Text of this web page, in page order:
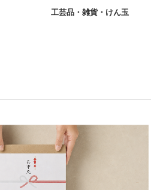
工芸品・雑貨・けん玉